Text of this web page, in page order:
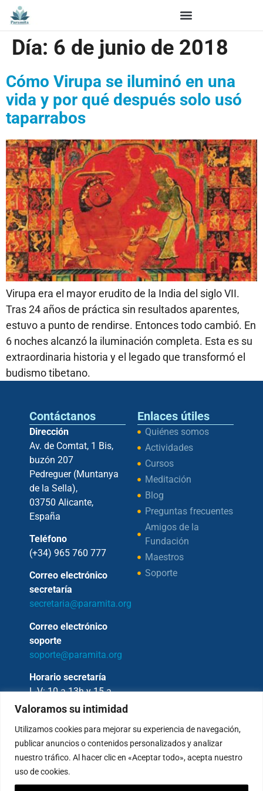
Valoramos su intimidad
Utilizamos cookies para mejorar su experiencia de navegación,
publicar anuncios o contenidos personalizados y analizar
nuestro tráfico. Al hacer clic en «Aceptar todo», acepta nuestro
uso de cookies.
Día: 6 de junio de 2018
Cómo Virupa se iluminó en una
vida y por qué después solo usó
taparrabos
Virupa era el mayor erudito de la India del siglo VII.
Tras 24 años de práctica sin resultados aparentes,
estuvo a punto de rendirse. Entonces todo cambió. En
6 noches alcanzó la iluminación completa. Esta es su
extraordinaria historia y el legado que transformó el
budismo tibetano.
Contáctanos
Dirección
Av. de Comtat, 1 Bis,
buzón 207
Pedreguer (Muntanya
de la Sella),
03750 Alicante,
España
Teléfono
(+34) 965 760 777
Correo electrónico
secretaría
secretaria@paramita.org
Correo electrónico
soporte
soporte@paramita.org
Horario secretaría
L-V: 10 a 13h y 15 a
17h
Enlaces útiles
Quiénes somos
Actividades
Cursos
Meditación
Blog
Preguntas frecuentes
Amigos de la
Fundación
Maestros
Soporte
Copyright © 2026 – Fundación Sakya –
Reservados todos los derechos.